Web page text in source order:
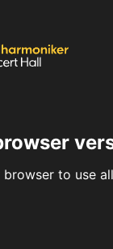
browser to use